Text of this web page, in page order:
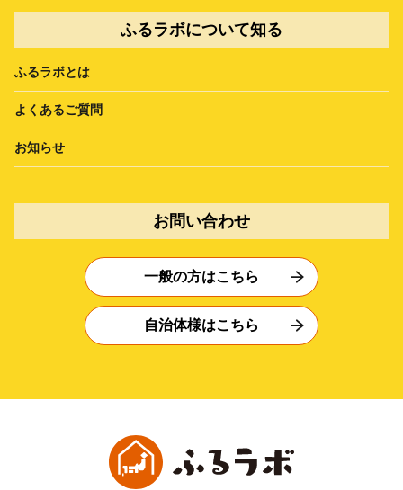
ふるラボについて知る
ふるラボとは
よくあるご質問
お知らせ
お問い合わせ
一般の方はこちら
自治体様はこちら